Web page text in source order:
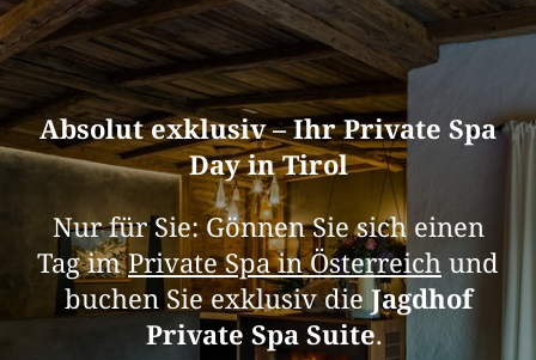
Absolut exklusiv – Ihr Private Spa
Day in Tirol
Nur für Sie: Gönnen Sie sich einen
Tag imPrivate Spa in Österreich und
buchen Sie exklusiv die Jagdhof
Private Spa Suite.